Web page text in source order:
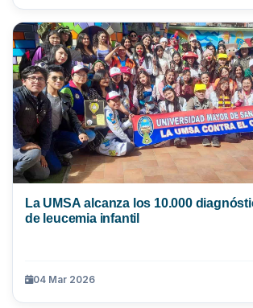
La UMSA alcanza los 10.000
de leucemia infantil
04 Mar 2026